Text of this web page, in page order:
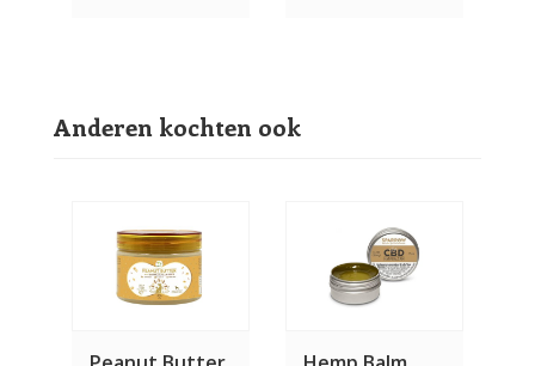
Anderen kochten ook